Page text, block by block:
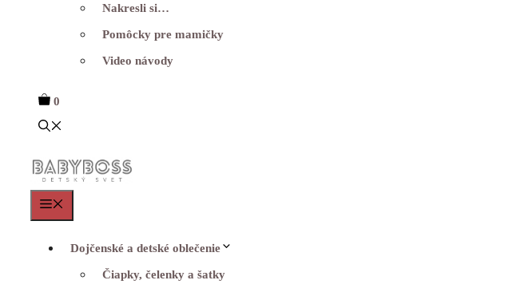
Nakresli si…
Pomôcky pre mamičky
Video návody
0
Dojčenské a detské oblečenie
Čiapky, čelenky a šatky